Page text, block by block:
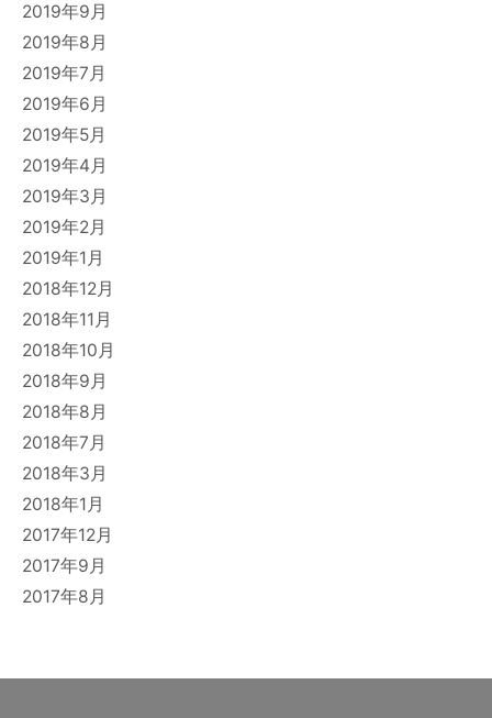
2019年9月
2019年8月
2019年7月
2019年6月
2019年5月
2019年4月
2019年3月
2019年2月
2019年1月
2018年12月
2018年11月
2018年10月
2018年9月
2018年8月
2018年7月
2018年3月
2018年1月
2017年12月
2017年9月
2017年8月